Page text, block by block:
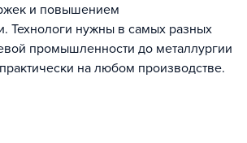
и повышением
Технологи нужны в самых разных
промышленности до металлургии
на любом производстве.